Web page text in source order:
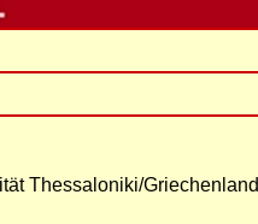
Thessaloniki/Griechenland